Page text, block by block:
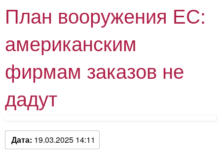
План вооружения ЕС:
американским
фирмам заказов не
дадут
Дата: 19.03.2025 14:11